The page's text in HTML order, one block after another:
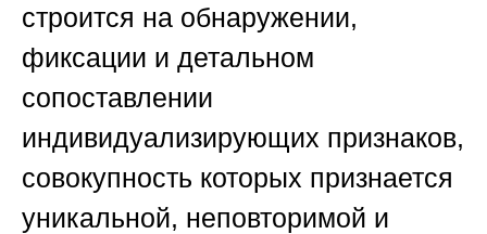
строится на обнаружении,
фиксации и детальном
сопоставлении
индивидуализирующих признаков,
совокупность которых признается
уникальной, неповторимой и